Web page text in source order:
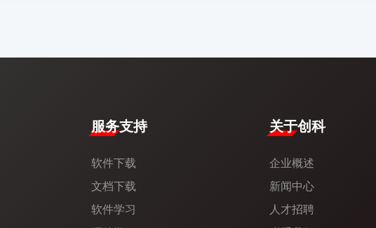
服务支持
软件下载
文档下载
软件学习
​关于创科​
企业概述
新闻中心​
人才招聘